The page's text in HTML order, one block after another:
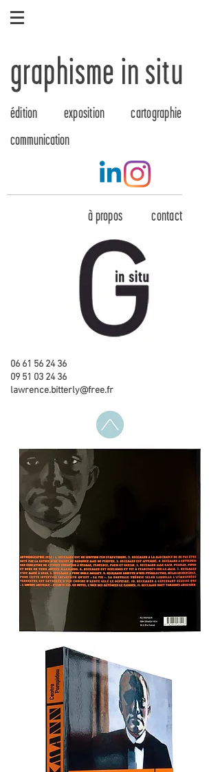
graphisme in situ
édition exposition
cartographie
communication
à propos contact
06 61 56 24 36
09 51 03 24 36
lawrence.bitterly@free.fr